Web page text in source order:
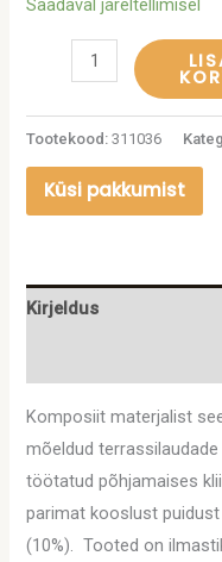
Saadaval järeltellimisel
Tootekood:311036
Küsi pakkumist
Kirjeldus
Komposiit materjalist
mõeldud
töötatud põhjamaises
parimat kooslust
(10%). Tooted on